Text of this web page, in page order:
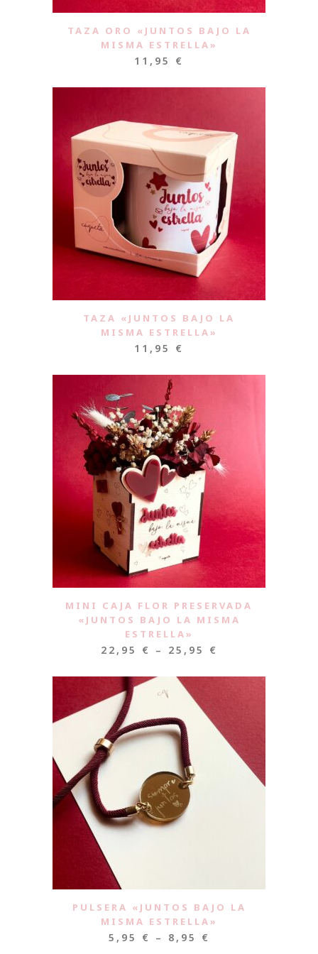
TAZA ORO «JUNTOS BAJO LA
MISMA ESTRELLA»
11,95 €
TAZA «JUNTOS BAJO LA
MISMA ESTRELLA»
11,95 €
MINI CAJA FLOR PRESERVADA
«JUNTOS BAJO LA MISMA
ESTRELLA»
22,95 € – 25,95 €
PULSERA «JUNTOS BAJO LA
MISMA ESTRELLA»
5,95 € – 8,95 €